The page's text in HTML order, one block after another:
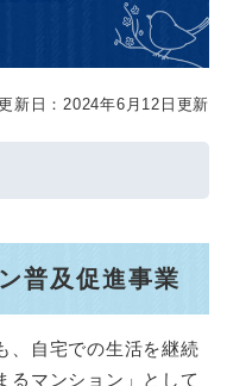
新日：2024年6月12日更新
普及促進事業
、自宅での生活を継続
るマンション」として